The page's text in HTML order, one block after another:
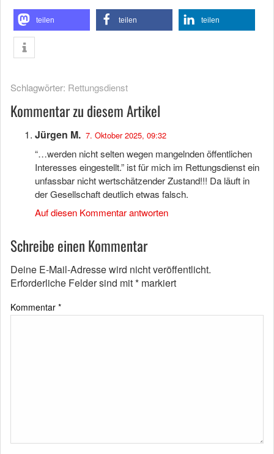
teilen teilen teilen
Schlagwörter: Rettungsdienst
Kommentar zu diesem Artikel
Jürgen M. 7. Oktober 2025, 09:32
“…werden nicht selten wegen mangelnden öffentlichen
Interesses eingestellt.” ist für mich im Rettungsdienst ein
unfassbar nicht wertschätzender Zustand!!! Da läuft in
der Gesellschaft deutlich etwas falsch.
Auf diesen Kommentar antworten
Schreibe einen Kommentar
Deine E-Mail-Adresse wird nicht veröffentlicht.
Erforderliche Felder sind mit* markiert
Kommentar *